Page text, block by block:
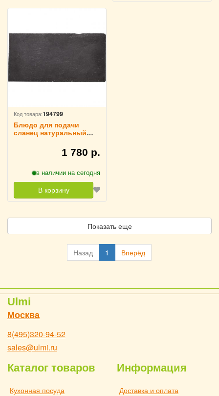
Код товара:194799
Блюдо для подачи
сланец натуральный
1 780 р.
в наличии на сегодня
В корзину
Показать еще
Назад 1 Вперёд
Ulmi
Москва
8(495)320-94-52
sales@ulmi.ru
Каталог товаров
Кухонная посуда
Информация
Доставка и оплата